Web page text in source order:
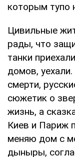
которым тупо
Цивильные
рады, что
танки
домов,
смерти,
сюжетик о
жизнь, а
Киев и Париж
меняю дом с
дыныры,